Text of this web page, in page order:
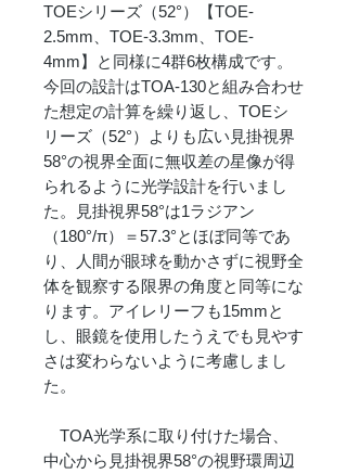
TOEシリーズ（52°）【TOE-
2.5mm、TOE-3.3mm、TOE-
4mm】と同様に4群6枚構成です。
今回の設計はTOA-130と組み合わせ
た想定の計算を繰り返し、TOEシ
リーズ（52°）よりも広い見掛視界
58°の視界全面に無収差の星像が得
られるように光学設計を行いまし
た。見掛視界58°は1ラジアン
（180°/π）＝57.3°とほぼ同等であ
り、人間が眼球を動かさずに視野全
体を観察する限界の角度と同等にな
ります。アイレリーフも15mmと
し、眼鏡を使用したうえでも見やす
さは変わらないように考慮しまし
た。
TOA光学系に取り付けた場合、
中心から見掛視界58°の視野環周辺